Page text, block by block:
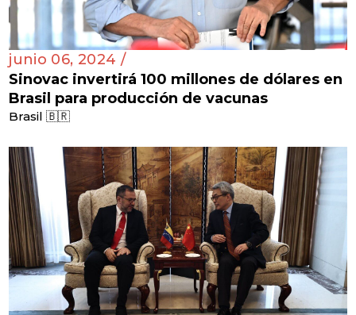
junio 06, 2024 /
Sinovac invertirá 100 millones de dólares en
Brasil para producción de vacunas
Brasil 🇧🇷